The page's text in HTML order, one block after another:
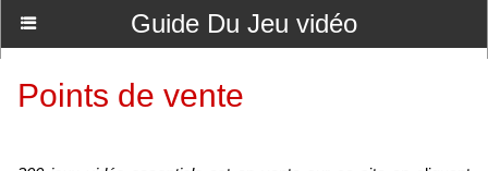
Guide Du Jeu vidéo
Points de vente